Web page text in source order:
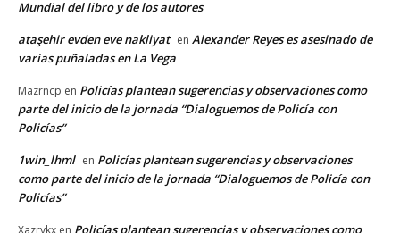
Mundial del libro y de los autores
ataşehir evden eve nakliyat en Alexander Reyes es asesinado de
varias puñaladas en La Vega
Mazrncp en Policías plantean sugerencias y observaciones como
parte del inicio de la jornada “Dialoguemos de Policía con
Policías”
1win_lhml en Policías plantean sugerencias y observaciones
como parte del inicio de la jornada “Dialoguemos de Policía con
Policías”